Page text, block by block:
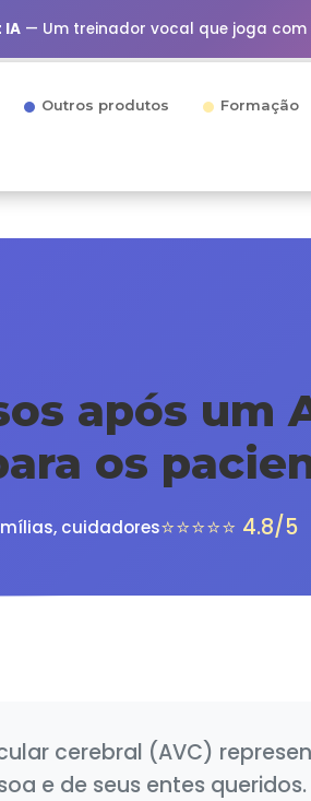
IA— Um treinador vocal que joga com
Outros produtos Formação
após um
os
cuidadores⭐⭐⭐⭐⭐ 4.8/5
cerebral (AVC)
e de seus entes